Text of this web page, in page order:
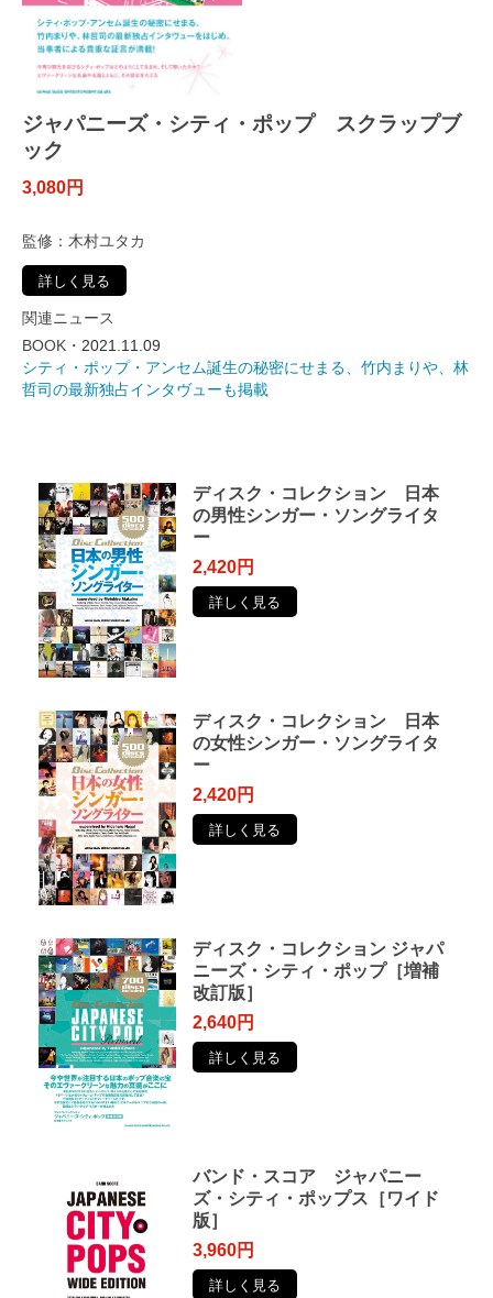
ジャパニーズ・シティ・ポップ スクラップブ
ック
3,080円
監修：木村ユタカ
詳しく見る
関連ニュース
BOOK・ 2021.11.09
シティ・ポップ・アンセム誕生の秘密にせまる、竹内まりや、林
哲司の最新独占インタヴューも掲載
ディスク・コレクション 日本
の男性シンガー・ソングライタ
ー
2,420円
詳しく見る
ディスク・コレクション 日本
の女性シンガー・ソングライタ
ー
2,420円
詳しく見る
ディスク・コレクション ジャパ
ニーズ・シティ・ポップ［増補
改訂版］
2,640円
詳しく見る
バンド・スコア ジャパニー
ズ・シティ・ポップス［ワイド
版］
3,960円
詳しく見る